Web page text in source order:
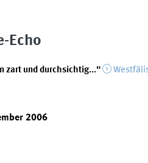
Echo
zart und durchsichtig..."
2006